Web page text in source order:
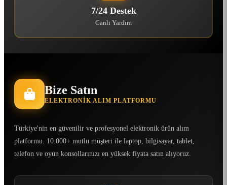
7/24 Destek
Canlı Yardım
Bize Satın
ELEKTRONIK ALIM PLATFORMU
Türkiye'nin en güvenilir ve profesyonel elektronik ürün alım
platformu. 10.000+ mutlu müşteri ile laptop, bilgisayar, tablet,
telefon ve oyun konsollarınızı en yüksek fiyata satın alıyoruz.